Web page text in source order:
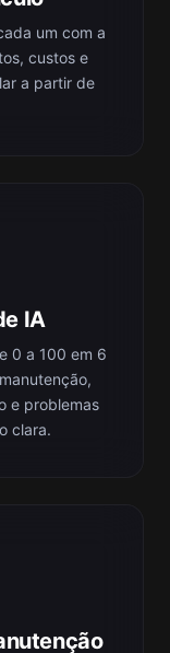
um com a
custos e
a partir de
IA
0 a 100 em 6
e problemas
clara.